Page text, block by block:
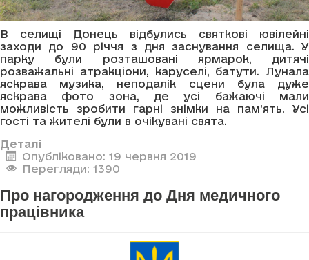
В селищі Донець відбулись святкові ювілейні
заходи до 90 річчя з дня заснування селища. У
парку були розташовані ярмарок, дитячі
розважальні атракціони, каруселі, батути. Лунала
яскрава музика, неподалік сцени була дуже
яскрава фото зона, де усі бажаючі мали
можливість зробити гарні знімки на пам’ять. Усі
гості та жителі були в очікувані свята.
Деталі
Опубліковано: 19 червня 2019
Перегляди: 1390
Про нагородження до Дня медичного
працівника